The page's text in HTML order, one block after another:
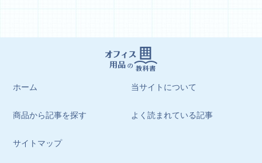
ホーム 当サイトについて
商品から記事を探す よく読まれている記事
サイトマップ